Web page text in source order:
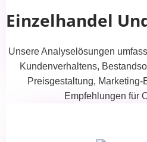
Einzelhandel
Unsere Analyselösungen
Kundenverhaltens,
Preisgestaltung,
Empfehlungen für